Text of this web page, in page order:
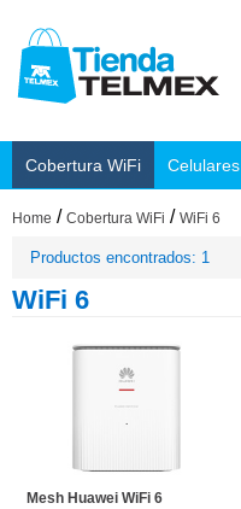
Cobertura WiFi Celulares
Home / Cobertura WiFi / WiFi 6
Productos encontrados: 1
WiFi 6
Mesh Huawei WiFi 6